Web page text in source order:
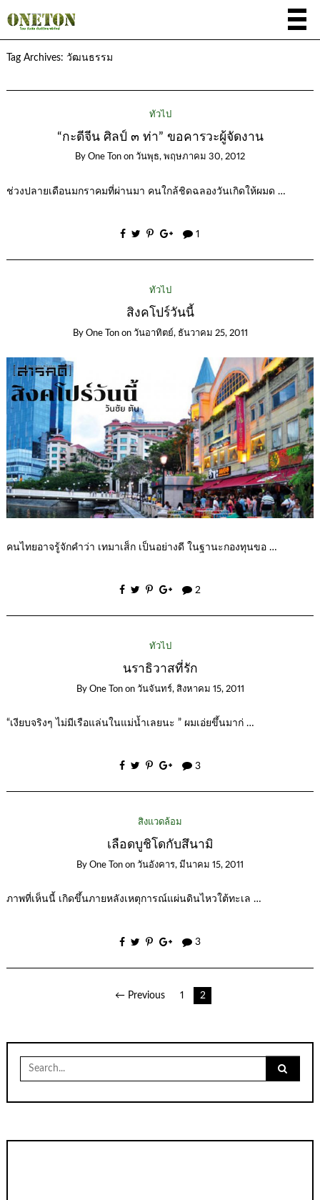
Tag Archives: วัฒนธรรม
ทั่วไป
“กะดีจีน ศิลป์ ๓ ท่า” ขอคารวะผู้จัดงาน
By One Ton on วันพุธ, พฤษภาคม 30, 2012
ช่วงปลายเดือนมกราคมที่ผ่านมา คนใกล้ชิดฉลองวันเกิดให้ผมด …
1
ทั่วไป
สิงคโปร์วันนี้
By One Ton on วันอาทิตย์, ธันวาคม 25, 2011
คนไทยอาจรู้จักคำว่า เทมาเส็ก เป็นอย่างดี ในฐานะกองทุนขอ …
2
ทั่วไป
นราธิวาสที่รัก
By One Ton on วันจันทร์, สิงหาคม 15, 2011
“เงียบจริงๆ ไม่มีเรือแล่นในแม่น้ำเลยนะ ” ผมเอ่ยขึ้นมาก่ …
3
สิ่งแวดล้อม
เลือดบูชิโดกับสึนามิ
By One Ton on วันอังคาร, มีนาคม 15, 2011
ภาพที่เห็นนี้ เกิดขึ้นภายหลังเหตุการณ์แผ่นดินไหวใต้ทะเล …
3
เรื่อง
← Previous 1 2
for: